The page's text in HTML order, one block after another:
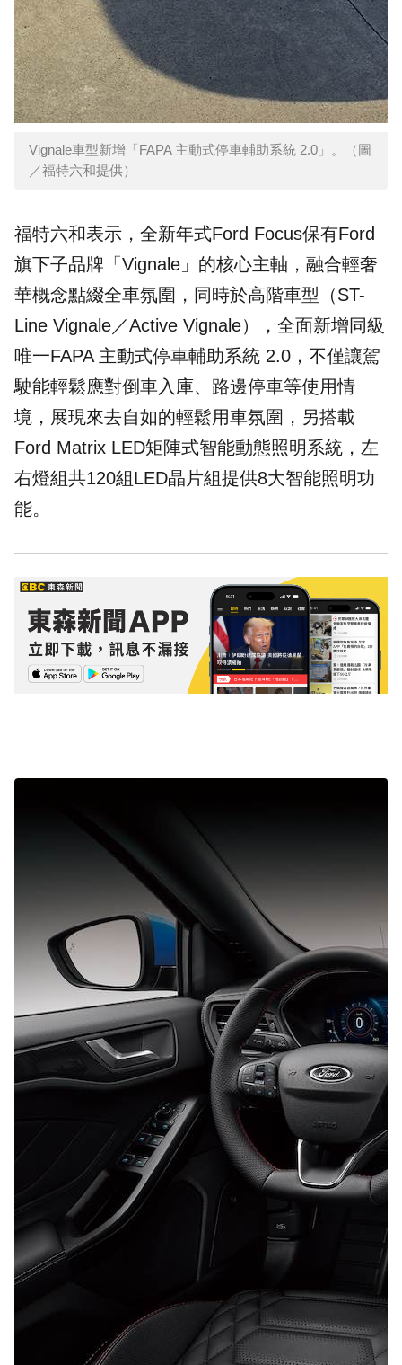
Vignale車型新增「FAPA 主動式停車輔助系統 2.0」。（圖
／福特六和提供）
福特六和表示，全新年式Ford Focus保有Ford
旗下子品牌「Vignale」的核心主軸，融合輕奢
華概念點綴全車氛圍，同時於高階車型（ST-
Line Vignale／Active Vignale），全面新增同級
唯一FAPA 主動式停車輔助系統 2.0，不僅讓駕
駛能輕鬆應對倒車入庫、路邊停車等使用情
境，展現來去自如的輕鬆用車氛圍，另搭載
Ford Matrix LED矩陣式智能動態照明系統，左
右燈組共120組LED晶片組提供8大智能照明功
能。